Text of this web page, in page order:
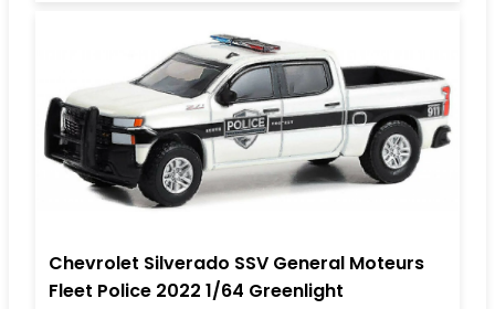
Chevrolet Silverado SSV General Moteurs
Fleet Police 2022 1/64 Greenlight